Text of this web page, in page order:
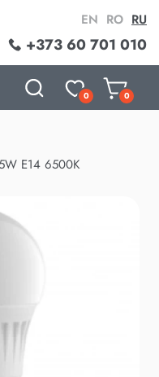
+373 60 701 010
EN RO RU
0 0
E14 6500K